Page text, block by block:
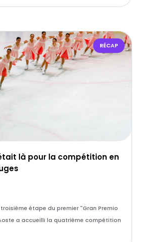
RÉCAP
là pour la compétition en
étape du premier "Gran Premio
a accueilli la quatrième compétition